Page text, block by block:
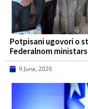
Potpisani ugovori o
Federalnom
9 Juna, 2026